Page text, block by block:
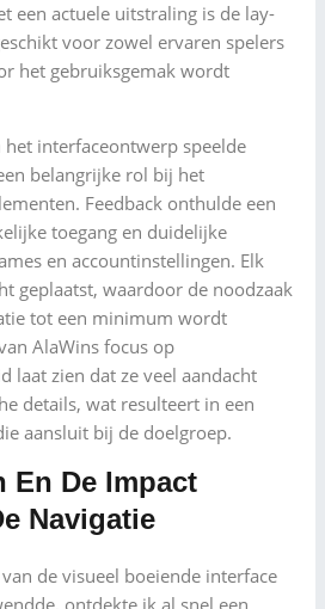
een actuele uitstraling is de lay-
voor zowel ervaren spelers
het gebruiksgemak wordt
interfaceontwerp speelde
belangrijke rol bij het
Feedback onthulde een
toegang en duidelijke
en accountinstellingen. Elk
geplaatst, waardoor de noodzaak
tot een minimum wordt
AlaWins focus op
laat zien dat ze veel aandacht
details, wat resulteert in een
aansluit bij de doelgroep.
En De Impact
Navigatie
de visueel boeiende interface